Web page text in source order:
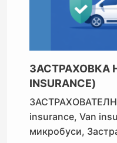
ЗАСТРАХОВКА
INSURANCE)
insurance,Van
микробуси,